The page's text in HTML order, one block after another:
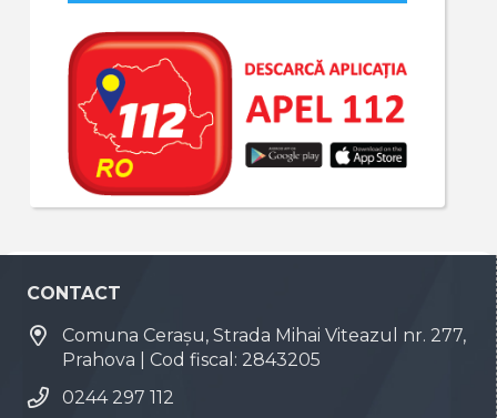
CONTACT
Comuna Cerașu, Strada Mihai Viteazul nr. 277,
Prahova | Cod fiscal: 2843205
0244 297 112